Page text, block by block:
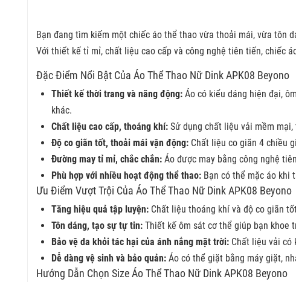
Bạn đang tìm kiếm một chiếc áo thể thao vừa thoải mái, vừa tôn
Với thiết kế tỉ mỉ, chất liệu cao cấp và công nghệ tiên tiến, chiếc
Đặc Điểm Nổi Bật Của Áo Thể Thao Nữ Dink APK08 Beyono
Thiết kế thời trang và năng động: Áo có kiểu dáng hiện đại,
khác.
Chất liệu cao cấp, thoáng khí: Sử dụng chất liệu vải mềm
Độ co giãn tốt, thoải mái vận động: Chất liệu co giãn 4 chiều
Đường may tỉ mỉ, chắc chắn: Áo được may bằng công nghệ
Phù hợp với nhiều hoạt động thể thao: Bạn có thể mặc áo khi
Ưu Điểm Vượt Trội Của Áo Thể Thao Nữ Dink APK08 Beyono
Tăng hiệu quả tập luyện: Chất liệu thoáng khí và độ co giãn
Tôn dáng, tạo sự tự tin: Thiết kế ôm sát cơ thể giúp bạn khoe
Bảo vệ da khỏi tác hại của ánh nắng mặt trời: Chất liệu vải có
Dễ dàng vệ sinh và bảo quản: Áo có thể giặt bằng máy giặt,
Hướng Dẫn Chọn Size Áo Thể Thao Nữ Dink APK08 Beyono